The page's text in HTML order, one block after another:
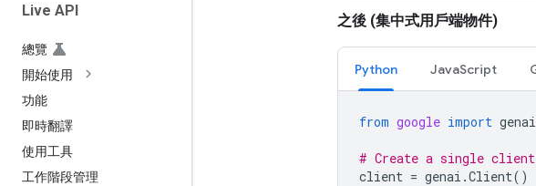
Live API
總覽
開始使用
功能
即時翻譯
使用工具
工作階段管理
之後 (集中式用戶端物件)
Python JavaScript
from google import genai
# Create a single
client = genai .Client()